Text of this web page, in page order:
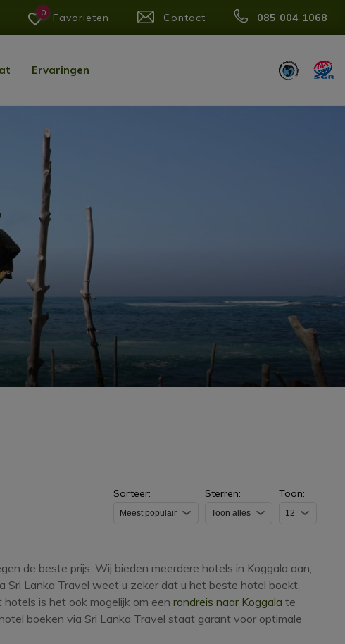
0 Favorieten Contact 085 004 1068
Ervaringen
Sorteer: Sterren: Toon:
de beste prijs. Wij bieden meerdere hotels in Koggala aan,
Sri Lanka Travel weet u zeker dat u het beste hotel boekt,
hotels is het ook mogelijk om een rondreis naar Koggala te
boeken via Sri Lanka Travel staat garant voor optimale